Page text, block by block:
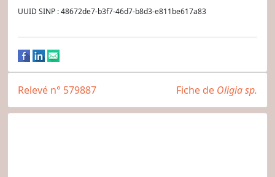
UUID SINP : 48672de7-b3f7-46d7-b8d3-e811be617a83
Fiche de Oligia sp.
Relevé n° 579887